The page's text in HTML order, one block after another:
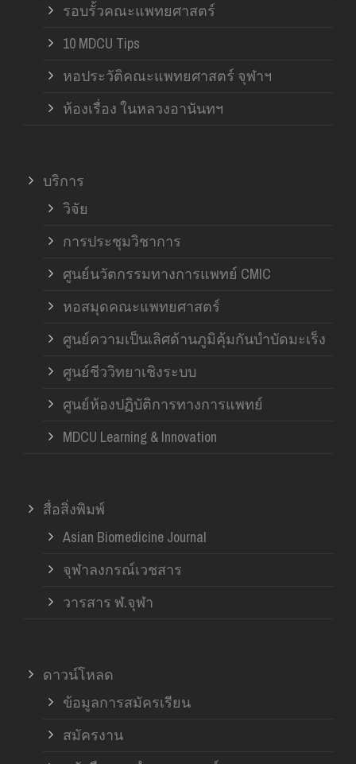
รอบรั้วคณะแพทยศาสตร์
10 MDCU Tips
หอประวัติคณะแพทยศาสตร์ จุฬาฯ
ห้องเรื่อง ในหลวงอานันทฯ
บริการ
วิจัย
การประชุมวิชาการ
ศูนย์นวัตกรรมทางการแพทย์ CMIC
หอสมุดคณะแพทยศาสตร์
ศูนย์ความเป็นเลิศด้านภูมิคุ้มกันบำบัดมะเร็ง
ศูนย์ชีววิทยาเชิงระบบ
ศูนย์ห้องปฏิบัติการทางการแพทย์
MDCU Learning & Innovation
สื่อสิ่งพิมพ์
Asian Biomedicine Journal
จุฬาลงกรณ์เวชสาร
วารสาร ฬ.จุฬา
ดาวน์โหลด
ข้อมูลการสมัครเรียน
สมัครงาน